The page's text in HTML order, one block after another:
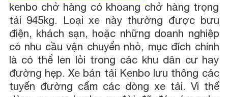
kenbo chở hàng có khoang chở hàng trọng
tải 945kg. Loại xe này thường được bưu
điện, khách sạn, hoặc những doanh nghiệp
có nhu cầu vận chuyển nhỏ, mục đích chính
là có thể len lỏi trong các khu dân cư hay
đường hẹp. Xe bán tải Kenbo lưu thông các
tuyến đường cấm các dòng xe tải. Vì thế